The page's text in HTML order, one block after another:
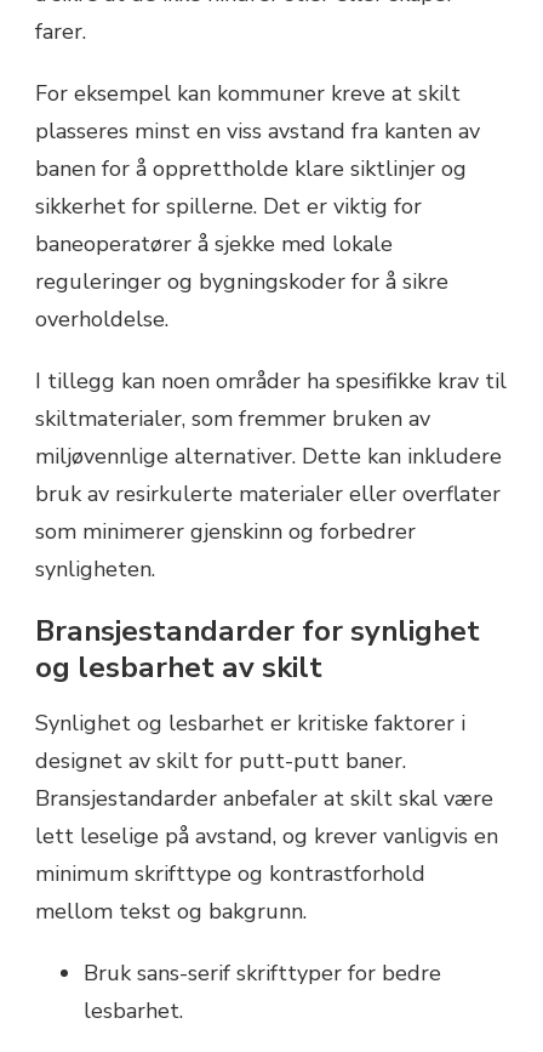
farer.
For eksempel kan kommuner kreve at skilt
plasseres minst en viss avstand fra kanten av
banen for å opprettholde klare siktlinjer og
sikkerhet for spillerne. Det er viktig for
baneoperatører å sjekke med lokale
reguleringer og bygningskoder for å sikre
overholdelse.
I tillegg kan noen områder ha spesifikke krav til
skiltmaterialer, som fremmer bruken av
miljøvennlige alternativer. Dette kan inkludere
bruk av resirkulerte materialer eller overflater
som minimerer gjenskinn og forbedrer
synligheten.
Bransjestandarder for synlighet
og lesbarhet av skilt
Synlighet og lesbarhet er kritiske faktorer i
designet av skilt for putt-putt baner.
Bransjestandarder anbefaler at skilt skal være
lett leselige på avstand, og krever vanligvis en
minimum skrifttype og kontrastforhold
mellom tekst og bakgrunn.
Bruk sans-serif skrifttyper for bedre
lesbarhet.